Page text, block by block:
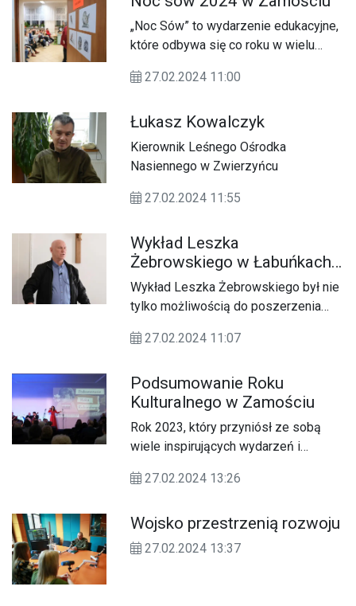
„Noc Sów” to wydarzenie edukacyjne,
które odbywa się co roku w wielu
27.02.2024 11:00
Łukasz Kowalczyk
Kierownik Leśnego Ośrodka
Nasiennego w Zwierzyńcu
27.02.2024 11:55
Wykład Leszka
Żebrowskiego w Łabuńkach
Pierwszych
Wykład Leszka Żebrowskiego był nie
tylko możliwością do poszerzenia
do dyskusji i podzielenia się
patriotów w okresie największych
prób dla narodu.
27.02.2024 11:07
Podsumowanie Roku
Kulturalnego w Zamościu
Rok 2023, który przyniósł ze sobą
wiele inspirujących wydarzeń i
kreatywności i intensywnych działań
27.02.2024 13:26
Wojsko przestrzenią rozwoju
27.02.2024 13:37